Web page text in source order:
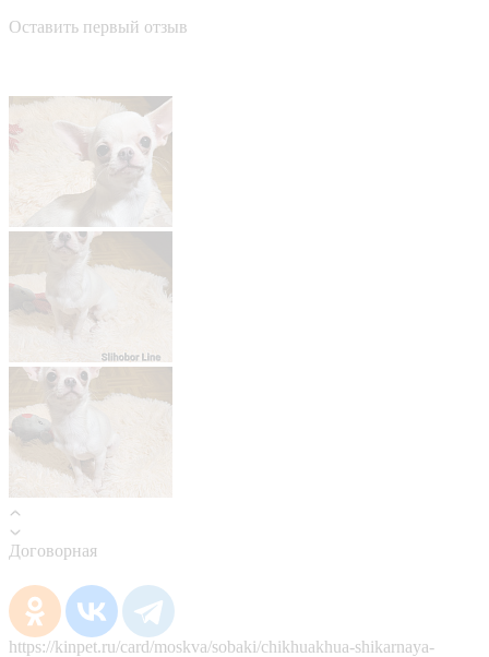
Оставить первый отзыв
Договорная
https://kinpet.ru/card/moskva/sobaki/chikhuakhua-shikarnaya-